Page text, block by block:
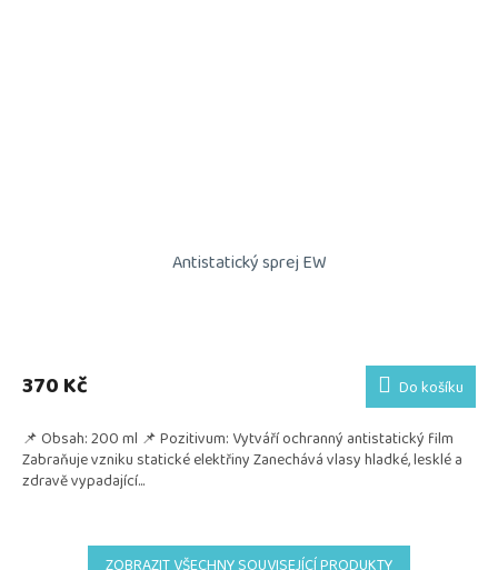
Antistatický sprej EW
370 Kč Do košíku
📌 Obsah: 200 ml 📌 Pozitivum: Vytváří ochranný antistatický film
Zabraňuje vzniku statické elektřiny Zanechává vlasy hladké, lesklé a
zdravě vypadající...